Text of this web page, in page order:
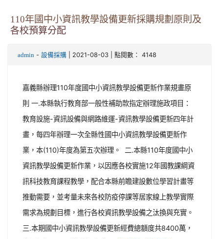
110年國中小資訊教學設備更新採購規劃原則及
各校預算分配
admin - 設備採購 | 2021-08-03 | 點閱數： 4148
嘉義縣辦理110年度國中小資訊教學設備更新作業規畫原
則 一.本縣執行教育部一般性補助款指定辦理施政項目：
教育設施-資訊設備與網路維運-資訊教學設備更新四年計
畫，每四年辦理一次全縣性國中小資訊教學設備更新作
業，本(110)年度為第五次辦理。 二.本縣110年度國中小
資訊教學設備更新作業，以因應各校實施12年國教課綱資
訊科技教育課程教學，配合本縣前瞻建設數位學習計畫等
推動需要，並考量未來各校防疫停課等居家線上教學實際
需求為規劃目標，進行各校資訊教學設備之汰換與充實。
三.本期國中小資訊教學設備更新經費總額度共8400萬，